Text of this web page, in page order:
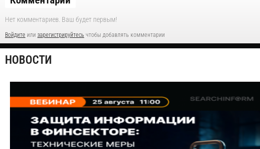
Нет комментариев. Ваш будет первым!
Войдите или зарегистрируйтесь чтобы добавлять комментарии
НОВОСТИ